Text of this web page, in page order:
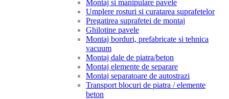
Montaj si manipulare pavele
Umplere rosturi si curatarea suprafetelor
Pregatirea suprafetei de montaj
Ghilotine pavele
Montaj borduri, prefabricate si tehnica
vacuum
Montaj dale de piatra/beton
Montaj elemente de separare
Montaj separatoare de autostrazi
Transport blocuri de piatra / elemente
beton